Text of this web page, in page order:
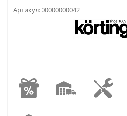
Артикул:00000000042